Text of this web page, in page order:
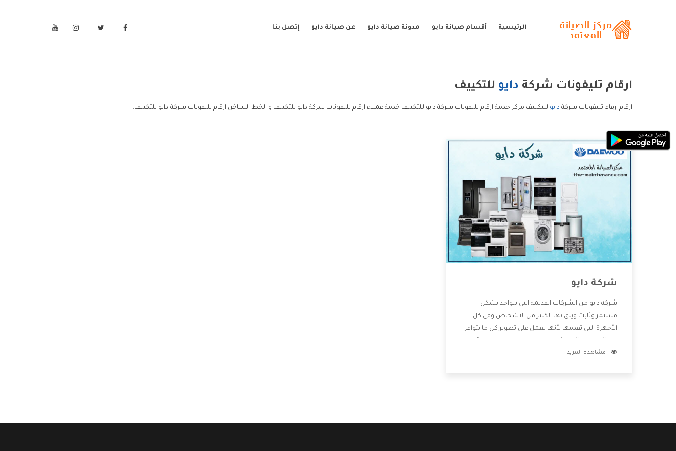
الرئيسية أقسام صيانة دايو مدونة صيانة دايو عن صيانة دايو إتصل بنا
ارقام تليفونات شركة دايو للتكييف
ارقام ارقام تليفونات شركة دايو للتكييف مركز خدمة ارقام تليفونات شركة دايو للتكييف خدمة عملاء ارقام تليفونات شركة دايو للتكييف و الخط الساخن ارقام تليفونات شركة دايو للتكييف.
شركة دايو
شركة دايو من الشركات القديمة التى تتواجد بشكل
مستمر وثابت ويثق بها الكثير من الاشخاص وفى كل
الأجهزة التى تقدمها لأنها تعمل على تطوير كل ما يتوافر
خدمات ما بعد البيع مع المنتجات وتقدم للعملاء أقوى
مشاهدة المزيد